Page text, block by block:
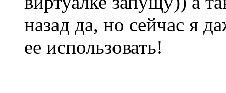
назад да, но сейчас я
ее использовать!